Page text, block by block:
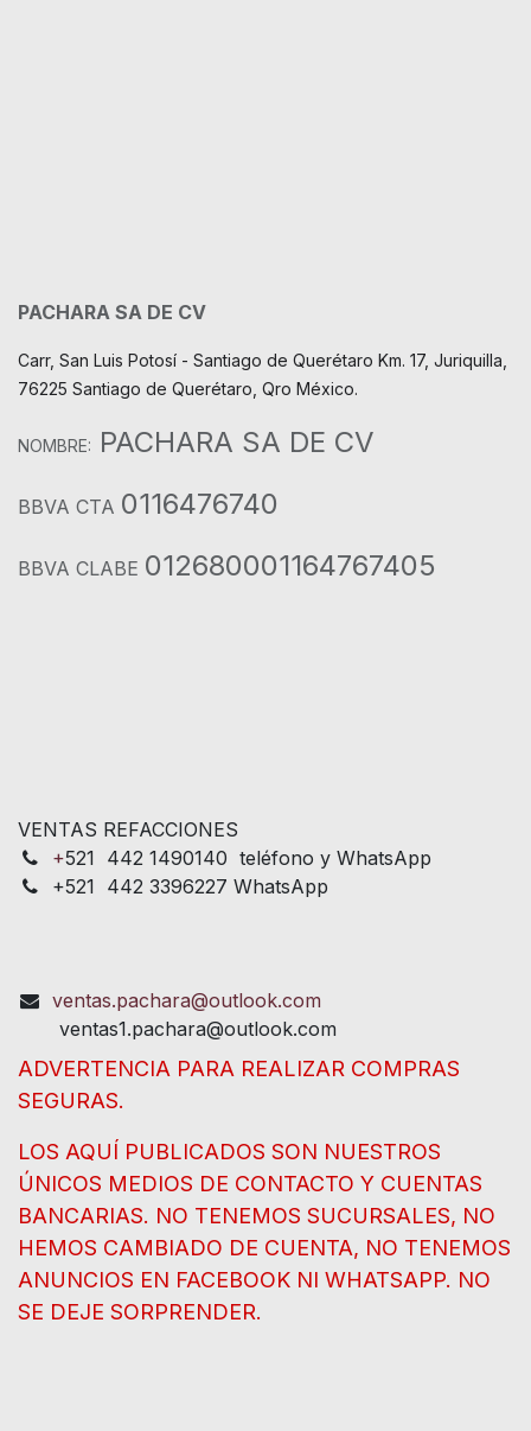
PACHARA SA DE CV
Carr, San Luis Potosí - Santiago de Querétaro Km. 17, Juriquilla,
76225 Santiago de Querétaro, Qro México.
NOMBRE: PACHARA SA DE CV
BBVA CTA 0116476740
BBVA CLABE 012680001164767405
VENTAS REFACCIONES
+521 442 1490140 teléfono y WhatsApp
+521 442 3396227 WhatsApp
ventas.pachara@outlook.com
ventas1.pachara@outlook.com
ADVERTENCIA PARA REALIZAR COMPRAS
SEGURAS.
LOS AQUÍ PUBLICADOS SON NUESTROS
ÚNICOS MEDIOS DE CONTACTO Y CUENTAS
BANCARIAS. NO TENEMOS SUCURSALES, NO
HEMOS CAMBIADO DE CUENTA, NO TENEMOS
ANUNCIOS EN FACEBOOK NI WHATSAPP. NO
SE DEJE SORPRENDER.